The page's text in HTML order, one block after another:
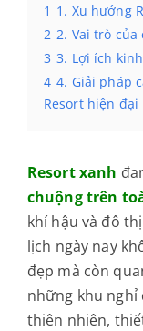
1 1. Xu hướng
2 2. Vai trò
3 3. Lợi ích
4 4. Giải pháp
Resort hiện đại
Resort xanh
chuộng trên
khí hậu và đô
lịch ngày nay
đẹp mà còn
những khu nghỉ
thiên nhiên,